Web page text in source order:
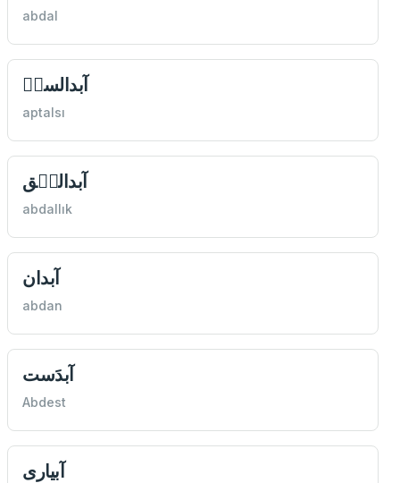
abdal
آبدالسىٖ
aptalsı
آبداللٖق
abdallık
آبدان
abdan
آبدَست
Abdest
آبیارى